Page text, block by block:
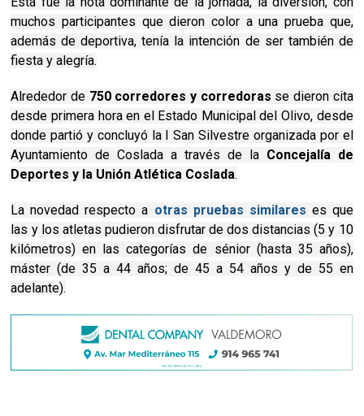
muchos participantes que dieron color a una prueba que,
además de deportiva, tenía la intención de ser también de
fiesta y alegría.
Alrededor de 750 corredores y corredoras se dieron cita
desde primera hora en el Estado Municipal del Olivo, desde
donde partió y concluyó la I San Silvestre organizada por el
Ayuntamiento de Coslada a través de la Concejalía de
Deportes y la Unión Atlética Coslada.
La novedad respecto a otras pruebas similares es que
las y los atletas pudieron disfrutar de dos distancias (5 y 10
kilómetros) en las categorías de sénior (hasta 35 años),
máster (de 35 a 44 años; de 45 a 54 años y de 55 en
adelante).